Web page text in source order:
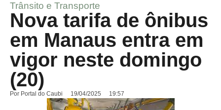
Trânsito e Transporte
Nova tarifa de ônibus
em Manaus entra em
vigor neste domingo
(20)
Por Portal do Caubi 19/04/2025 19:57